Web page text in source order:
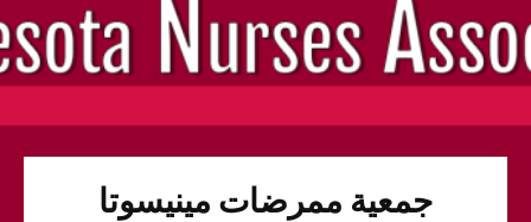
جمعية ممرضات مينيسوتا